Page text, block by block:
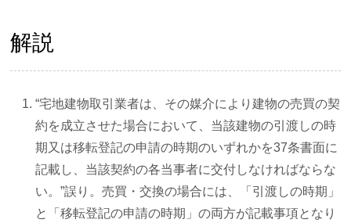
解説
“宅地建物取引業者は、その媒介により建物の売買の契
約を成立させた場合において、当該建物の引渡しの時
期又は移転登記の申請の時期のいずれかを37条書面に
記載し、当該契約の各当事者に交付しなければならな
い。”誤り。売買・交換の場合には、「引渡しの時期」
と「移転登記の申請の時期」の両方が記載事項となり